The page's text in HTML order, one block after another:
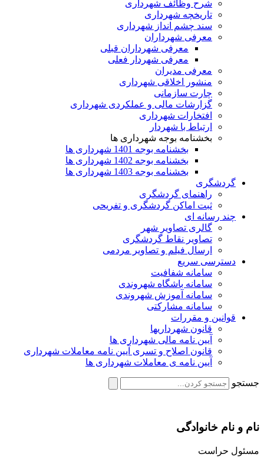
شرح وظائف شهرداری
تاریخچه شهرداری
سند چشم انداز شهرداری
معرفی شهرداران
معرفی شهرداران قبلی
معرفی شهردار فعلی
معرفی مدیران
منشور اخلاقی شهرداری
چارت سازمانی
گزارشات مالی و عملکردی شهرداری
افتخارات شهرداری
ارتباط با شهردار
بخشنامه بوجه شهرداری ها
بخشنامه بوجه 1401 شهرداری ها
بخشنامه بوجه 1402 شهرداری ها
بخشنامه بوجه 1403 شهرداری ها
گردشگری
راهنمای گردشگری
ثبت اماکن گردشگری و تفریحی
چند رسانه ای
گالری تصاویر شهر
تصاویر نقاط گردشگری
ارسال فیلم و تصاویر مردمی
دسترسی سریع
سامانه شفافیت
سامانه باشگاه شهروندی
سامانه آموزش شهروندی
سامانه مشارکتی
قوانین و مقررات
قانون شهرداریها
آیین نامه مالی شهرداری ها
قانون اصلاح و تسری آیین نامه معاملات شهرداری
آیین نامه ی معاملات شهرداری ها
جستجو
نام و نام خانوادگی
مسئول حراست